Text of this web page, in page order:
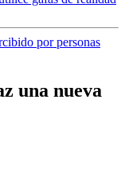
por personas
una nueva